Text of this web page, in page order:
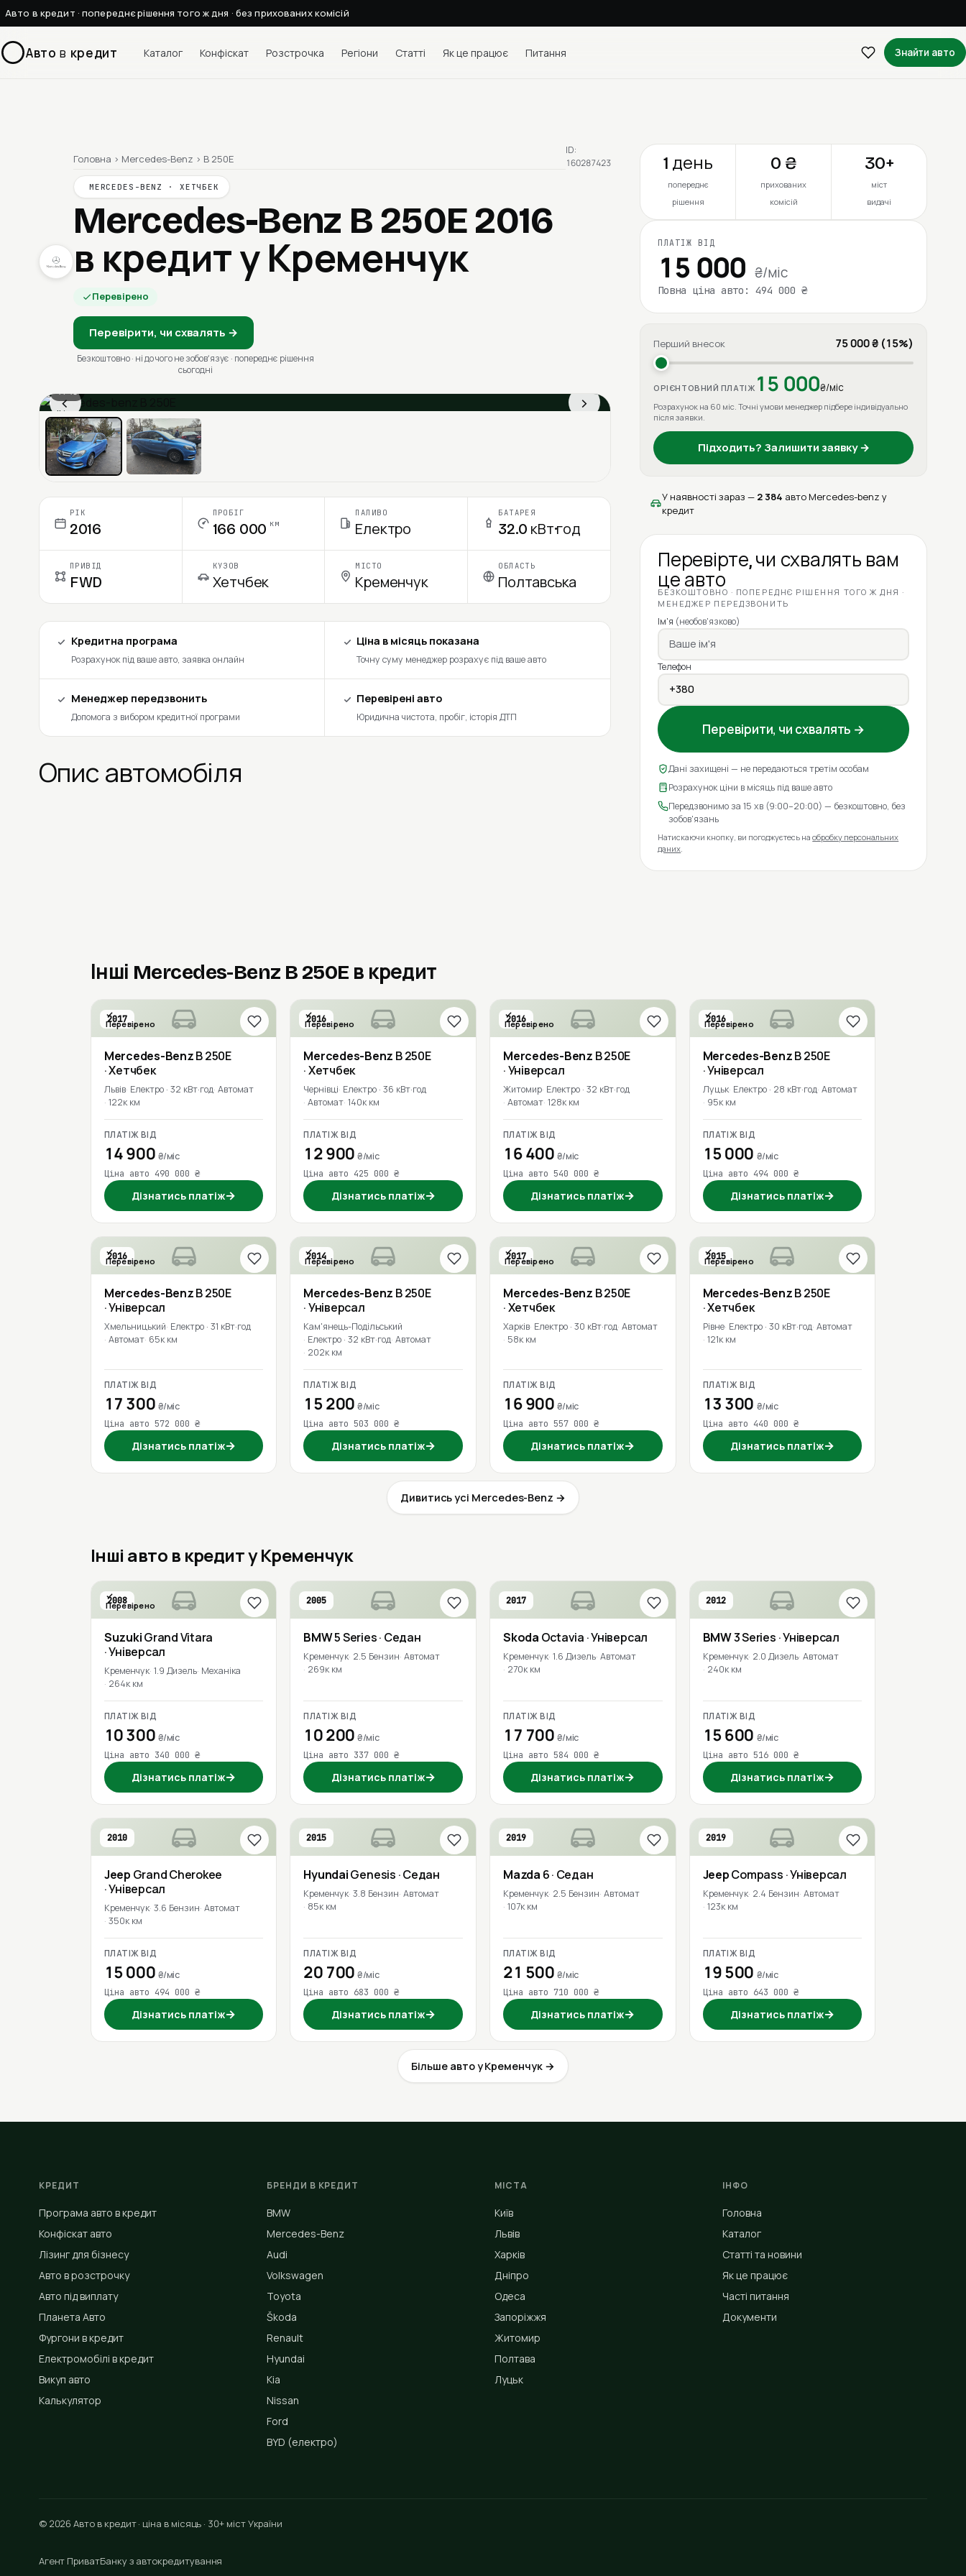
Авто в кредит · попереднє рішення того ж дня · без прихованих комісій
Авто в кредит Каталог Конфіскат Розстрочка Регіони Статті Як це працює Питання Знайти авто
Головна › Mercedes-Benz › B 250E
MERCEDES-BENZ · ХЕТЧБЕК
Mercedes-Benz B 250E 2016
в кредит у Кременчук
Перевірено
Перевірити, чи схвалять →
Безкоштовно · ні до чого не зобовʼязує · попереднє рішення
сьогодні
ID:
160287423
‹ ›
1 / 13
Ціна в місяць
РІК
2016
ПРОБІГ
166 000 км
ПАЛИВО
Електро
БАТАРЕЯ
32.0 кВт·год
ПРИВІД
FWD
КУЗОВ
Хетчбек
МІСТО
Кременчук
ОБЛАСТЬ
Полтавська
Кредитна програма
Розрахунок під ваше авто, заявка онлайн
Ціна в місяць показана
Точну суму менеджер розрахує під ваше авто
Менеджер передзвонить
Допомога з вибором кредитної програми
Перевірені авто
Юридична чистота, пробіг, історія ДТП
Опис автомобіля
1 день
попереднє
рішення
0 ₴
прихованих
комісій
30+
міст
видачі
ПЛАТІЖ ВІД
15 000 ₴/міс
Повна ціна авто: 494 000 ₴
Перший внесок 75 000 ₴ (15%)
ОРІЄНТОВНИЙ ПЛАТІЖ 15 000₴/міс
Розрахунок на 60 міс. Точні умови менеджер підбере індивідуально
після заявки.
Підходить? Залишити заявку →
У наявності зараз — 2 384 авто Mercedes-benz у
кредит
Перевірте, чи схвалять вам
це авто
БЕЗКОШТОВНО · ПОПЕРЕДНЄ РІШЕННЯ ТОГО Ж ДНЯ ·
МЕНЕДЖЕР ПЕРЕДЗВОНИТЬ
Ім'я (необов'язково)
Телефон
Перевірити, чи схвалять →
Дані захищені — не передаються третім особам
Розрахунок ціни в місяць під ваше авто
Передзвонимо за 15 хв (9:00–20:00) — безкоштовно, без
зобов'язань
Натискаючи кнопку, ви погоджуєтесь наобробку персональних
даних
Інші Mercedes-Benz B 250E в кредит
2017
Перевірено
Mercedes-BenzB 250E
· Хетчбек
Львів Електро · 32 кВт·год Автомат
122к км
ПЛАТІЖ ВІД
14 900 ₴/міс
Ціна авто 490 000 ₴
Дізнатись платіж→
2016
Перевірено
Mercedes-Benz B 250E
· Хетчбек
Чернівці Електро · 36 кВт·год
Автомат 140к км
ПЛАТІЖ ВІД
12 900₴/міс
Ціна авто 425 000 ₴
Дізнатись платіж→
2016
Перевірено
Mercedes-Benz B 250E
· Універсал
Житомир Електро · 32 кВт·год
Автомат 128к км
ПЛАТІЖ ВІД
16 400 ₴/міс
Ціна авто 540 000 ₴
Дізнатись платіж→
2016
Перевірено
Mercedes-BenzB 250E
· Універсал
Луцьк Електро · 28 кВт·год Автомат
95к км
ПЛАТІЖ ВІД
15 000 ₴/міс
Ціна авто 494 000 ₴
Дізнатись платіж→
2016
Перевірено
Mercedes-BenzB 250E
· Універсал
Хмельницький Електро · 31 кВт·год
Автомат 65к км
ПЛАТІЖ ВІД
17 300 ₴/міс
Ціна авто 572 000 ₴
Дізнатись платіж→
2014
Перевірено
Mercedes-Benz B 250E
· Універсал
Кам'янець-Подільський
Електро · 32 кВт·год Автомат
202к км
ПЛАТІЖ ВІД
15 200₴/міс
Ціна авто 503 000 ₴
Дізнатись платіж→
2017
Перевірено
Mercedes-Benz B 250E
· Хетчбек
Харків Електро · 30 кВт·год Автомат
58к км
ПЛАТІЖ ВІД
16 900 ₴/міс
Ціна авто 557 000 ₴
Дізнатись платіж→
2015
Перевірено
Mercedes-BenzB 250E
· Хетчбек
Рівне Електро · 30 кВт·год Автомат
121к км
ПЛАТІЖ ВІД
13 300 ₴/міс
Ціна авто 440 000 ₴
Дізнатись платіж→
Дивитись усі Mercedes-Benz →
Інші авто в кредит у Кременчук
2008
Перевірено
SuzukiGrand Vitara
· Універсал
Кременчук 1.9 Дизель Механіка
264к км
ПЛАТІЖ ВІД
10 300 ₴/міс
Ціна авто 340 000 ₴
Дізнатись платіж→
2005
BMW5 Series· Седан
Кременчук 2.5 Бензин Автомат
269к км
ПЛАТІЖ ВІД
10 200₴/міс
Ціна авто 337 000 ₴
Дізнатись платіж→
2017
Skoda Octavia · Універсал
Кременчук 1.6 Дизель Автомат
270к км
ПЛАТІЖ ВІД
17 700 ₴/міс
Ціна авто 584 000 ₴
Дізнатись платіж→
2012
BMW3 Series · Універсал
Кременчук 2.0 Дизель Автомат
240к км
ПЛАТІЖ ВІД
15 600 ₴/міс
Ціна авто 516 000 ₴
Дізнатись платіж→
2010
Jeep Grand Cherokee
· Універсал
Кременчук 3.6 Бензин Автомат
350к км
ПЛАТІЖ ВІД
15 000 ₴/міс
Ціна авто 494 000 ₴
Дізнатись платіж→
2015
HyundaiGenesis · Седан
Кременчук 3.8 Бензин Автомат
85к км
ПЛАТІЖ ВІД
20 700₴/міс
Ціна авто 683 000 ₴
Дізнатись платіж→
2019
Mazda 6· Седан
Кременчук 2.5 Бензин Автомат
107к км
ПЛАТІЖ ВІД
21 500 ₴/міс
Ціна авто 710 000 ₴
Дізнатись платіж→
2019
JeepCompass · Універсал
Кременчук 2.4 Бензин Автомат
123к км
ПЛАТІЖ ВІД
19 500 ₴/міс
Ціна авто 643 000 ₴
Дізнатись платіж→
Більше авто у Кременчук →
КРЕДИТ
Програма авто в кредит
Конфіскат авто
Лізинг для бізнесу
Авто в розстрочку
Авто під виплату
Планета Авто
Фургони в кредит
Електромобілі в кредит
Викуп авто
Калькулятор
БРЕНДИ В КРЕДИТ
BMW
Mercedes-Benz
Audi
Volkswagen
Toyota
Škoda
Renault
Hyundai
Kia
Nissan
Ford
BYD (електро)
МІСТА
Київ
Львів
Харків
Дніпро
Одеса
Запоріжжя
Житомир
Полтава
Луцьк
ІНФО
Головна
Каталог
Статті та новини
Як це працює
Часті питання
Документи
© 2026 Авто в кредит · ціна в місяць · 30+ міст України
Агент ПриватБанку з автокредитування